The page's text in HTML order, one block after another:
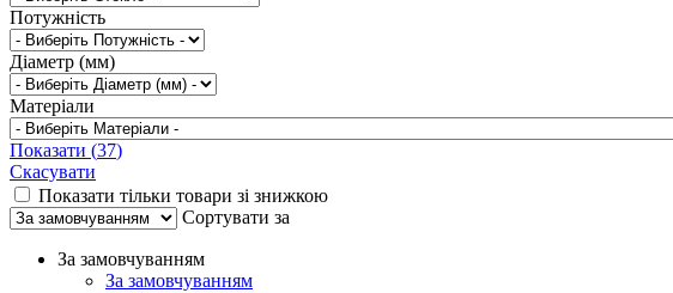
Потужність
Діаметр (мм)
Матеріали
Показати (37)
Скасувати
Показати тільки товари зі знижкою
Сортувати за
За замовчуванням
За замовчуванням